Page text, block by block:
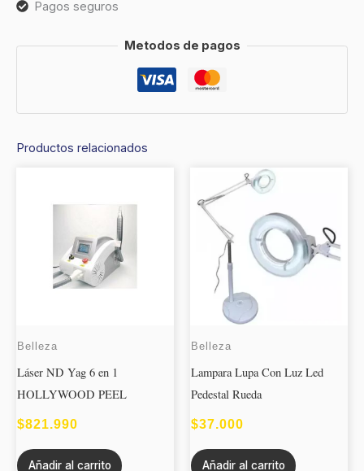
Pagos seguros
Metodos de pagos
Productos relacionados
Belleza
Láser ND Yag 6 en 1
HOLLYWOOD PEEL
$821.990
Añadir al carrito
Belleza
Lampara Lupa Con Luz Led
Pedestal Rueda
$37.000
Añadir al carrito